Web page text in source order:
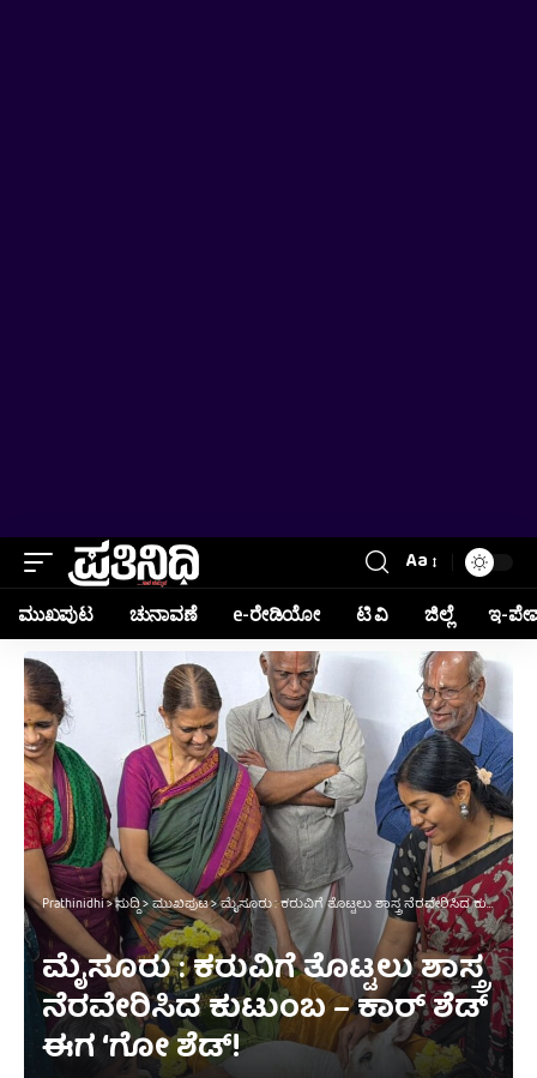
Aa
ಮುಖಪುಟ ಚುನಾವಣೆ e-ರೇಡಿಯೋ ಟಿ ವಿ ಜಿಲ್ಲೆ ಇ-
Prathinidhi>ಸುದ್ದಿ>ಮುಖಪುಟ>ಮೈಸೂರು : ಕರುವಿಗೆ ತೊಟ್ಟಲು ಶಾಸ್ತ್ರ ನೆರವೇರಿಸಿದ ಕುಟುಂಬ – ಕಾರ್ ಶೆಡ್ ಈಗ ‘ಗೋ ಶೆಡ್!
ಮೈಸೂರು : ಕರುವಿಗೆ ತೊಟ್ಟಲು ಶಾಸ್ತ್ರ
ನೆರವೇರಿಸಿದ ಕುಟುಂಬ – ಕಾರ್ ಶೆಡ್
ಈಗ ‘ಗೋ ಶೆಡ್!